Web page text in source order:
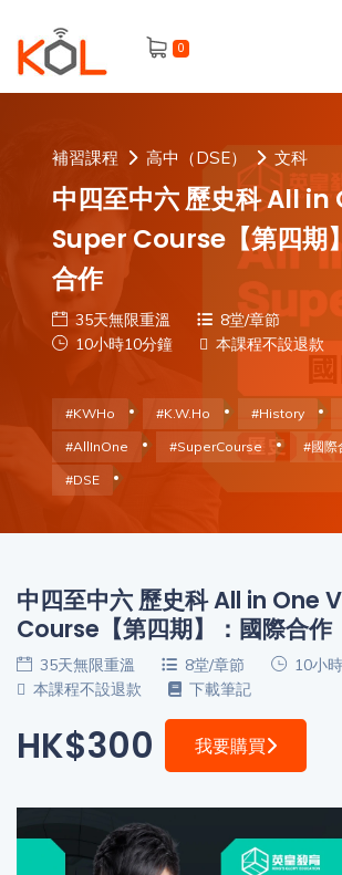
0
進
階
搜
補
導
師
價
課
我
的
優
惠
重
密
碼
補習課程 高中（DSE） 文科
中四至中六 歷史科 All in
Super Course【第四期
合作
35天無限重溫
8堂/章節
10小時10分鐘
本課程不設退款
#KWHo #K.W.Ho #History
#AllInOne
#SuperCourse
#國際
#DSE
中四至中六 歷史科 All in One
Course【第四期】：國際合作
35天無限重溫 8堂/章節
10小
本課程不設退款
下載筆記
HK$300 我要購買